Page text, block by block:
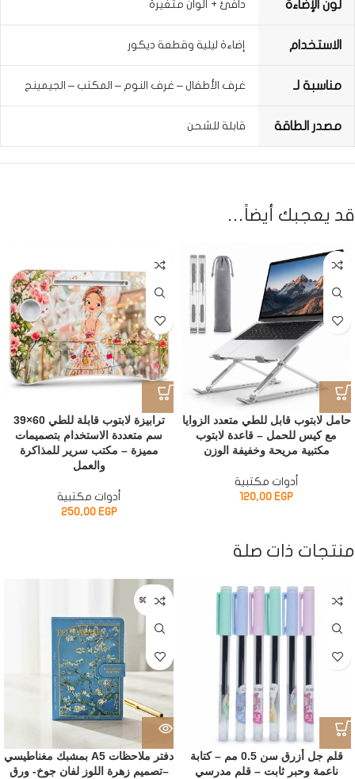
لون الإضاءة دافئ + ألوان متغيرة
الاستخدام إضاءة ليلية وقطعة ديكور
مناسبة لـ غرف الأطفال – غرف النوم – المكتب – الجيمينج
مصدر الطاقة قابلة للشحن
قد يعجبك أيضاً…
حامل لابتوب قابل للطي متعدد الزوايا
مع كيس للحمل – قاعدة لابتوب
مكتبية مريحة وخفيفة الوزن
أدوات مكتبية
120,00 EGP
ترابيزة لابتوب قابلة للطي 60×39
سم متعددة الاستخدام بتصميمات
مميزة – مكتب سرير للمذاكرة
والعمل
أدوات مكتبية
250,00 EGP
منتجات ذات صلة
قلم جل أزرق سن 0.5 مم – كتابة
ناعمة وحبر ثابت – قلم مدرسي
SOLD OUT
دفتر ملاحظات A5 بمشبك مغناطيسي
–تصميم زهرة اللوز لفان جوخ- ورق